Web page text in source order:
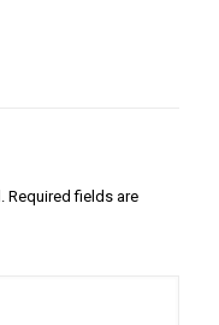
Required fields are